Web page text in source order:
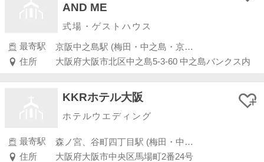
AND ME
式場・ゲストハウス
最寄駅
京阪中之島駅 (梅田・中之島・京橋・桜ノ宮)
住所
大阪府大阪市北区中之島5-3-60 中之島バンクス内
KKRホテル大阪
ホテルウエディング
最寄駅
森ノ宮、谷町四丁目駅 (梅田・中之島・京橋・桜ノ宮)
住所
大阪府大阪市中央区馬場町2番24号